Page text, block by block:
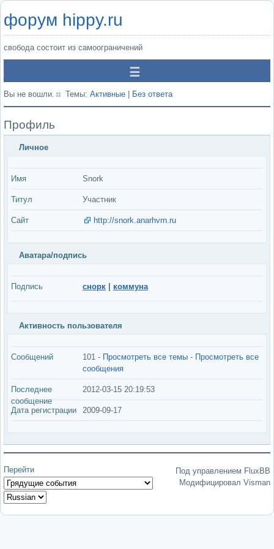
форум hippy.ru
свобода состоит из самоограничений
Вы не вошли. Темы: Активные Без ответа
Профиль
Личное
Имя Snork
Титул Участник
Сайт http://snork.anarhvrn.ru
Аватара/подпись
Подпись снорк коммуна
Активность пользователя
Сообщений 101 - Просмотреть все темы - Просмотреть все
сообщения
Последнее
сообщение
2012-03-15 20:19:53
Дата регистрации 2009-09-17
Перейти
Под управлением FluxBB
Модифицировал Visman